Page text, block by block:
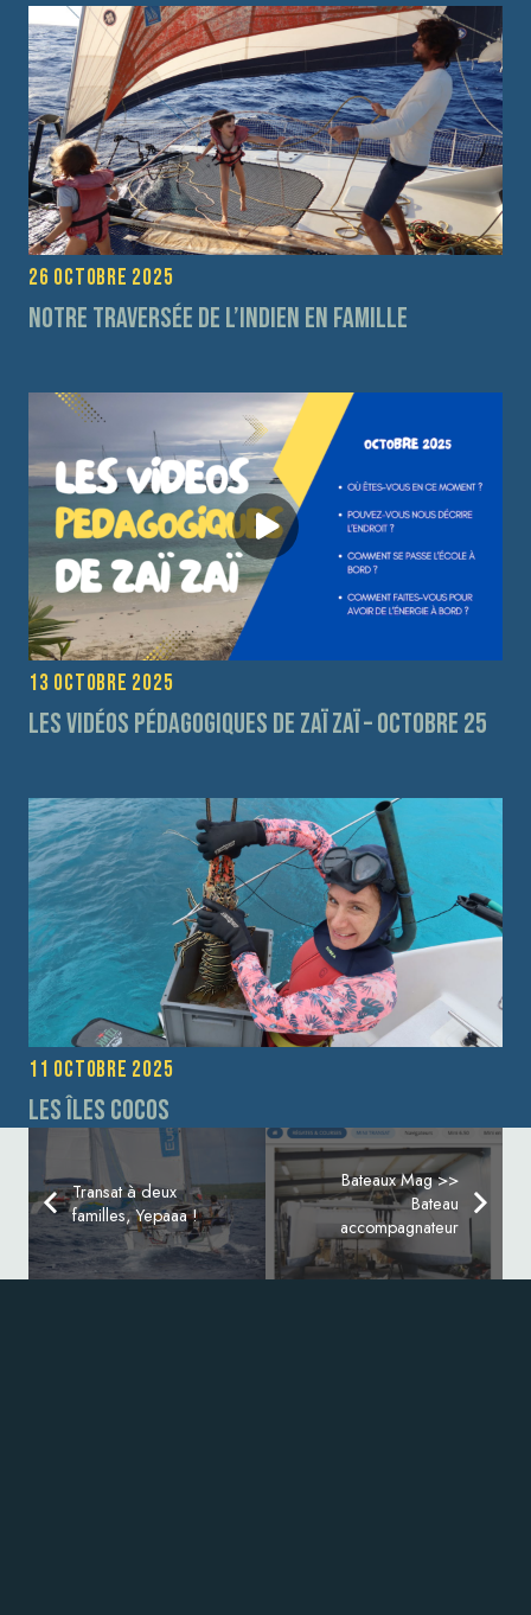
26 octobre 2025
Notre traversée de l’Indien en Famille
13 octobre 2025
Les vidéos pédagogiques de Zaï Zaï – Octobre 25
11 octobre 2025
Les îles Cocos
Transat à deux
familles, Yepaaa !
Bateaux Mag >>
Bateau
accompagnateur